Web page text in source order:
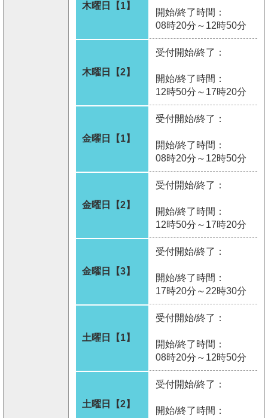
木曜日【1】
開始/終了時間：
08時20分～12時50分
木曜日【2】
受付開始/終了：
開始/終了時間：
12時50分～17時20分
金曜日【1】
受付開始/終了：
開始/終了時間：
08時20分～12時50分
金曜日【2】
受付開始/終了：
開始/終了時間：
12時50分～17時20分
金曜日【3】
受付開始/終了：
開始/終了時間：
17時20分～22時30分
土曜日【1】
受付開始/終了：
開始/終了時間：
08時20分～12時50分
土曜日【2】
受付開始/終了：
開始/終了時間：